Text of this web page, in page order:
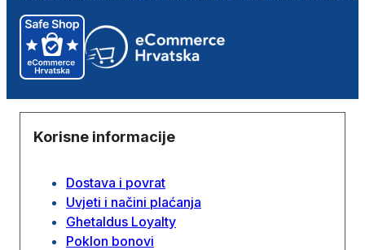
Korisne informacije
Dostava i povrat
Uvjeti i načini plaćanja
Ghetaldus Loyalty
Poklon bonovi